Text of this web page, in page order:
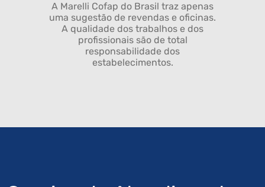
A Marelli Cofap do Brasil traz apenas
uma sugestão de revendas e oficinas.
A qualidade dos trabalhos e dos
profissionais são de total
responsabilidade dos
estabelecimentos.